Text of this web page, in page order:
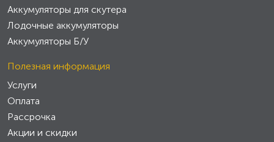
Аккумуляторы для скутера
Лодочные аккумуляторы
Аккумуляторы Б/У
Полезная информация
Услуги
Оплата
Рассрочка
Акции и скидки